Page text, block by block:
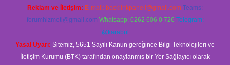
Reklam ve İletişim: E-mail: backlinkpaneli@gmail.com Teams:
forumhizmeti@gmail.com Whatsapp: 0262 606 0 726 Telegram:
@karabul
Yasal Uyarı: Sitemiz, 5651 Sayılı Kanun gereğince Bilgi Teknolojileri ve
İletişim Kurumu (BTK) tarafından onaylanmış bir Yer Sağlayıcı olarak